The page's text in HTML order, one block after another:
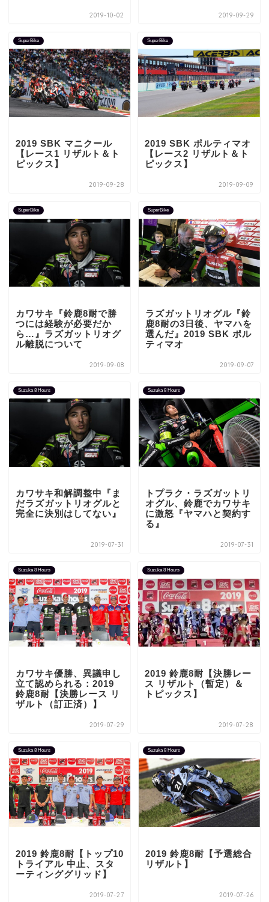
2019-10-02 2019-09-29
SuperBike
2019 SBK マニクール
【レース1 リザルト＆ト
ピックス】
2019-09-28
SuperBike
2019 SBK ポルティマオ
【レース2 リザルト＆ト
ピックス】
2019-09-09
SuperBike
カワサキ『鈴鹿8耐で勝
つには経験が必要だか
ら…』ラズガットリオグ
ル離脱について
2019-09-08
SuperBike
ラズガットリオグル『鈴
鹿8耐の3日後、ヤマハを
選んだ』2019 SBK ポル
ティマオ
2019-09-07
Suzuka 8 Hours
カワサキ和解調整中『ま
だラズガットリオグルと
完全に決別はしてない』
2019-07-31
Suzuka 8 Hours
トプラク・ラズガットリ
オグル、鈴鹿でカワサキ
に激怒『ヤマハと契約す
る』
2019-07-31
Suzuka 8 Hours
カワサキ優勝、異議申し
立て認められる：2019
鈴鹿8耐【決勝レース リ
ザルト（訂正済）】
2019-07-29
Suzuka 8 Hours
2019 鈴鹿8耐【決勝レー
ス リザルト（暫定）＆
トピックス】
2019-07-28
Suzuka 8 Hours
2019 鈴鹿8耐【トップ10
トライアル 中止、スタ
ーティンググリッド】
2019-07-27
Suzuka 8 Hours
2019 鈴鹿8耐【予選総合
リザルト】
2019-07-26